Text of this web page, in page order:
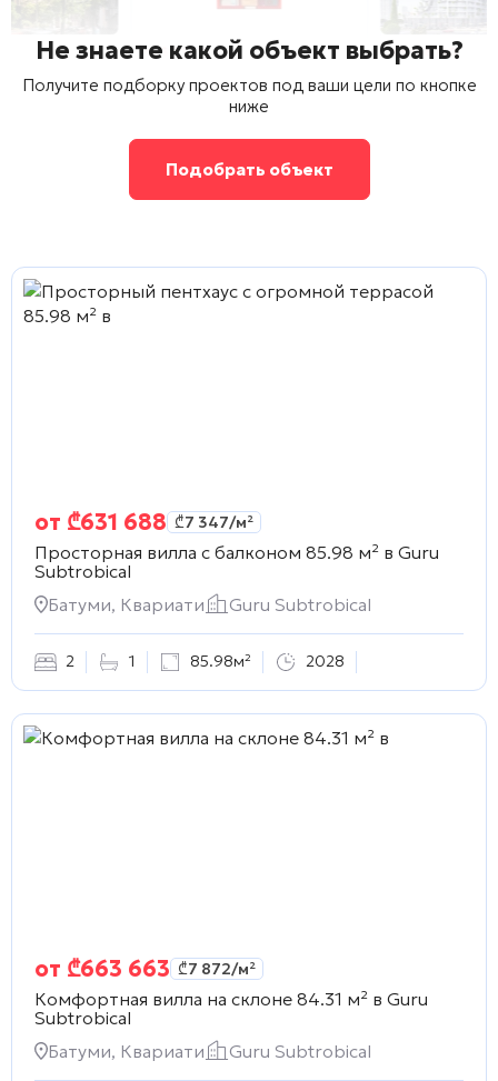
Не знаете какой объект выбрать?
Получите подборку проектов под ваши цели по кнопке
ниже
Подобрать объект
от ₾631 688 ₾7 347/м²
Просторная вилла с балконом 85.98 м² в Guru
Subtrobical
Батуми, Квариати
Guru Subtrobical
2 1 85.98м² 2028
от ₾663 663 ₾7 872/м²
Комфортная вилла на склоне 84.31 м² в Guru
Subtrobical
Батуми, Квариати
Guru Subtrobical